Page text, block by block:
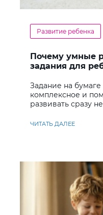
Развитие ребенка
Почему умные
задания для
Задание на бумаге
комплексное и
развивать сразу
ЧИТАТЬ ДАЛЕЕ